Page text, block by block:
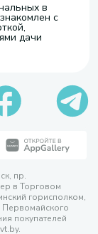
в
с
дачи
пр.
в Торговом
горисполком,
Первомайского
покупателей